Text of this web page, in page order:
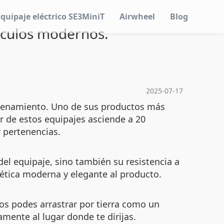
eléctrico SE3MiniT Airwheel Blog
modernos.
2025-07-17
Uno de sus productos más
estos equipajes asciende a 20
equipaje, sino también su resistencia a
moderna y elegante al producto.
podes arrastrar por tierra como un
al lugar donde te dirijas.